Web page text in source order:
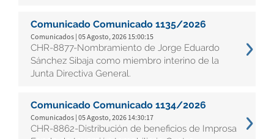
Comunicado Comunicado 1135/2026
Comunicados | 05 Agosto, 2026 15:00:15
CHR-8877-Nombramiento de Jorge Eduardo
Sánchez Sibaja como miembro interino de la
Junta Directiva General.
Comunicado Comunicado 1134/2026
Comunicados | 05 Agosto, 2026 14:30:17
CHR-8862-Distribución de beneficios de Improsa